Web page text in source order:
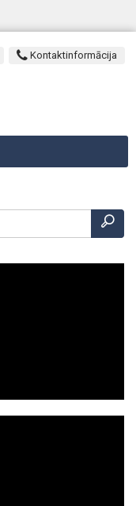
Kontaktinformācija